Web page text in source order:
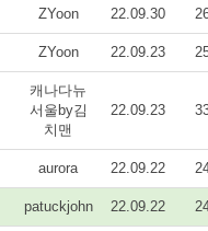
ZYoon 22.09.30
ZYoon 22.09.23
캐나다뉴
서울by김
치맨
22.09.23
aurora 22.09.22
patuckjohn 22.09.22